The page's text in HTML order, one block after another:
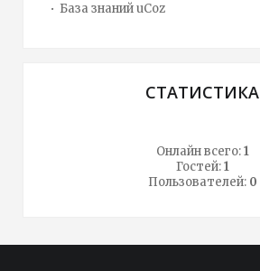
База знаний uCoz
СТАТИСТИКА
Онлайн всего:1
Гостей:1
Пользователей: 0